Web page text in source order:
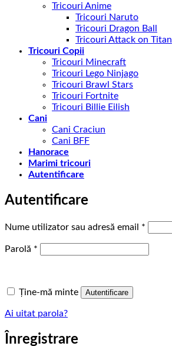
Tricouri Anime
Tricouri Naruto
Tricouri Dragon Ball
Tricouri Attack on Titan
Tricouri Copii
Tricouri Minecraft
Tricouri Lego Ninjago
Tricouri Brawl Stars
Tricouri Fortnite
Tricouri Billie Eilish
Cani
Cani Craciun
Cani BFF
Hanorace
Marimi tricouri
Autentificare
Autentificare
Nume utilizator sau adresă email *
Parolă *
Ține-mă minte Autentificare
Ai uitat parola?
Înregistrare